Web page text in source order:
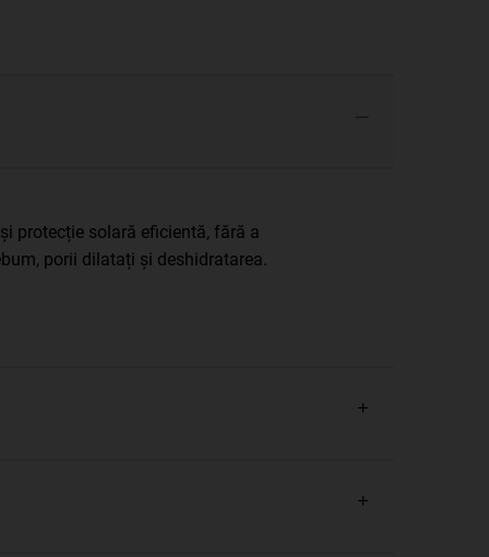
protecție solară eficientă, fără a
porii dilatați și deshidratarea.